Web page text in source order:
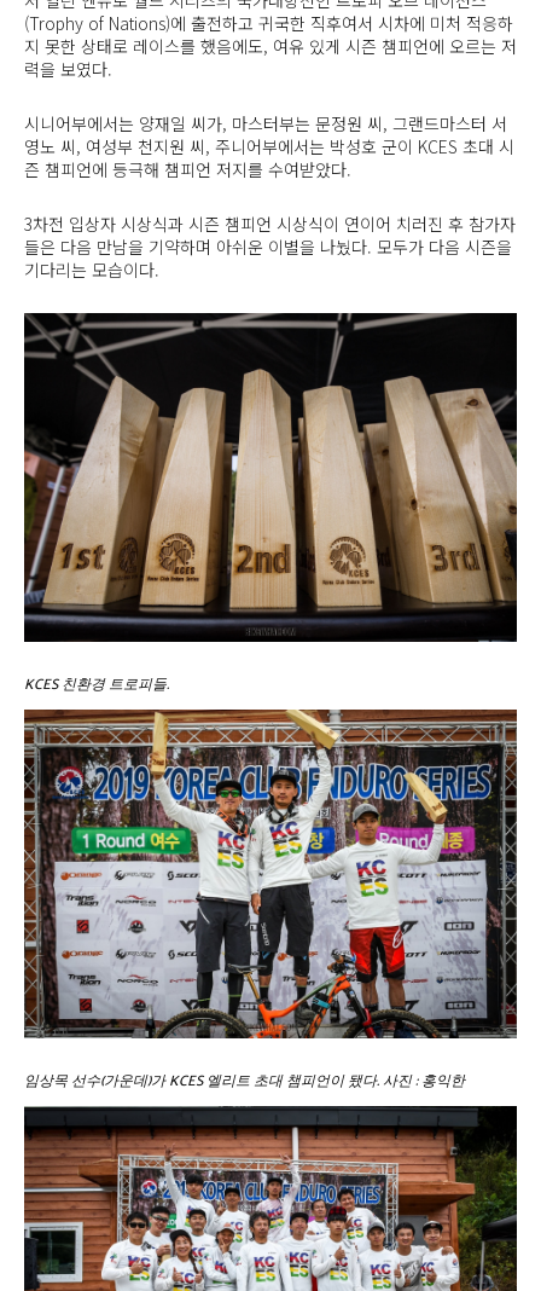
(Trophy of Nations)에 출전하고 귀국한 직후여서 시차에 미처 적응하
지 못한 상태로 레이스를 했음에도, 여유 있게 시즌 챔피언에 오르는 저
력을 보였다.
시니어부에서는 양재일 씨가, 마스터부는 문정원 씨, 그랜드마스터 서
영노 씨, 여성부 천지원 씨, 주니어부에서는 박성호 군이 KCES 초대 시
즌 챔피언에 등극해 챔피언 저지를 수여받았다.
3차전 입상자 시상식과 시즌 챔피언 시상식이 연이어 치러진 후 참가자
들은 다음 만남을 기약하며 아쉬운 이별을 나눴다. 모두가 다음 시즌을
기다리는 모습이다.
KCES 친환경 트로피들.
임상목 선수(가운데)가 KCES 엘리트 초대 챔피언이 됐다. 사진 : 홍익한